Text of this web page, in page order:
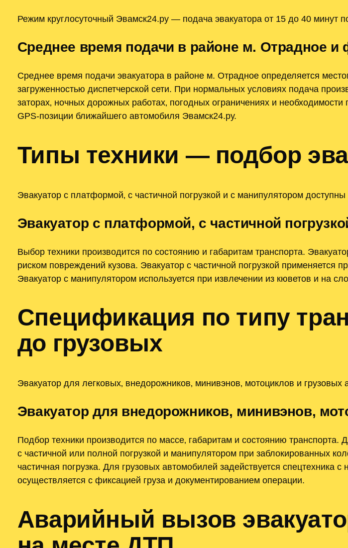
Режим круглосуточный Эвамск24.ру — подача эвакуатора от 15 до 40 минут
Среднее время подачи в районе м. Отрадное и
Среднее время подачи эвакуатора в районе м. Отрадное определяется
загруженностью диспетчерской сети. При нормальных условиях подача
заторах‚ ночных дорожных работах‚ погодных ограничениях и
GPS-позиции ближайшего автомобиля Эвамск24.ру.
Типы техники — подбор
Эвакуатор с платформой‚ с частичной погрузкой и с манипулятором
Эвакуатор с платформой‚ с частичной
Выбор техники производится по состоянию и габаритам транспорта.
риском повреждений кузова. Эвакуатор с частичной погрузкой применяется
Эвакуатор с манипулятором используется при извлечении из кюветов и на
Спецификация по типу
до грузовых
Эвакуатор для легковых‚ внедорожников‚ минивэнов‚ мотоциклов и
Эвакуатор для внедорожников‚ минивэнов‚
Подбор техники производится по массе‚ габаритам и состоянию
с частичной или полной погрузкой и манипулятором при заблокированных
частичная погрузка. Для грузовых автомобилей задействуется спецтехника
осуществляется с фиксацией груза и документированием операции.
Аварийный вызов